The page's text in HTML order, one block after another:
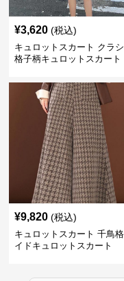
¥3,620 (税込)
キュロットスカート クラ
格子柄キュロットスカート
¥9,820 (税込)
キュロットスカート 千鳥
イドキュロットスカート